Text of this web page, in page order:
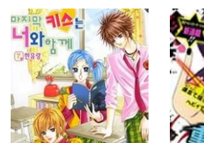
Chapter 49 25/09/2024
Chapter 48 25/09/2024